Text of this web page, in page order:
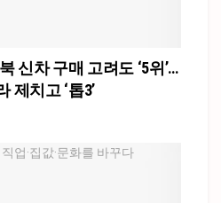
신차 구매 고려도 ‘5위’…
제치고 ‘톱3’